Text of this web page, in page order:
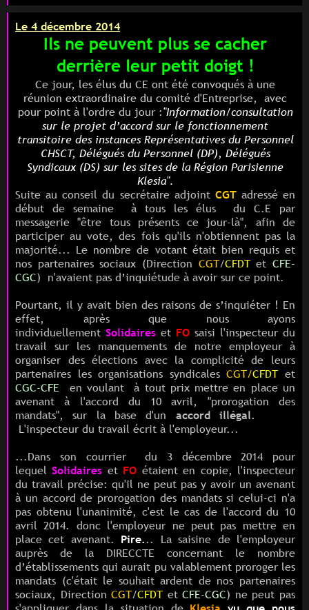
Le 4 décembre 2014
Ils ne peuvent plus se cacher
derrière leur petit doigt !
Ce jour, les élus du CE ont été convoqués à une
réunion extraordinaire du comité d'Entreprise, avec
pour point à l'ordre du jour :"Information/consultation
sur le projet d’accord sur le fonctionnement
transitoire des instances Représentatives du Personnel
CHSCT, Délégués du Personnel (DP), Délégués
Syndicaux (DS) sur les sites de la Région Parisienne
Klesia".
Suite au conseildu secrétaire adjoint CGT adressé en
début de semaine à tous les élus du C.E par
messagerie "être tous présents ce jour-là", afin de
participer au vote, des fois qu'ils n'obtiennent pas la
majorité... Le nombre de votant était bien requis et
nos partenaires sociaux (Direction CGT/CFDTetCFE-
CGC) n'avaient pas d’inquiétude à avoir sur ce point.
Pourtant, il y avait bien des raisons de s’inquiéter ! En
effet, après que nous ayons
individuellement Solidaires et FO saisi l'inspecteur du
travail sur les manquements de notre employeur à
organiser des élections avec la complicité de leurs
partenaires les organisations syndicalesCGT/CFDTet
CGC-CFE en voulantà tout prix mettre en placeun
avenant à l'accord du 10 avril, "prorogation des
mandats", sur la base d'un
accord illégal.
L'inspecteur du travail écrit à l'employeur...
...Dans son courrier du 3 décembre 2014 pour
lequelSolidaires et FO étaient en copie, l'inspecteur
du travail précise: qu'il ne peut pas y avoir un avenant
à un accord de prorogation des mandats si celui-ci n'a
pas obtenu l'unanimité, c'est le cas de l'accord du 10
avril 2014. donc l'employeur ne peut pas mettre en
place cet avenant. Pire... La saisine de l'employeur
auprès de la DIRECCTE concernant le nombre
d’établissements qui aurait pu valablement proroger les
mandats (c'était le souhait ardent de nos partenaires
sociaux, DirectionCGT/CFDTetCFE-CGC) ne peut pas